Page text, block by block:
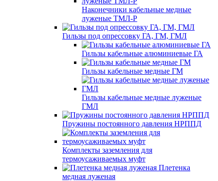
Наконечники кабельные медные
луженые ТМЛ-Р
Гильзы под опрессовку ГА, ГМ, ГМЛ
Гильзы кабельные алюминиевые ГА
Гильзы кабельные медные ГМ
Гильзы кабельные медные луженые
ГМЛ
Пружины постоянного давления НРППД
Комплекты заземления для
термоусаживаемых муфт
Плетенка
медная луженая